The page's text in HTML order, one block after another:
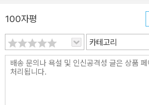
100자평
카테고리